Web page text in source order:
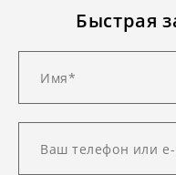
Быстрая